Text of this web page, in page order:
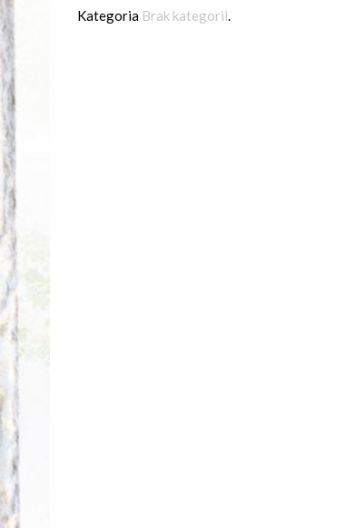
Kategoria Brak kategorii.